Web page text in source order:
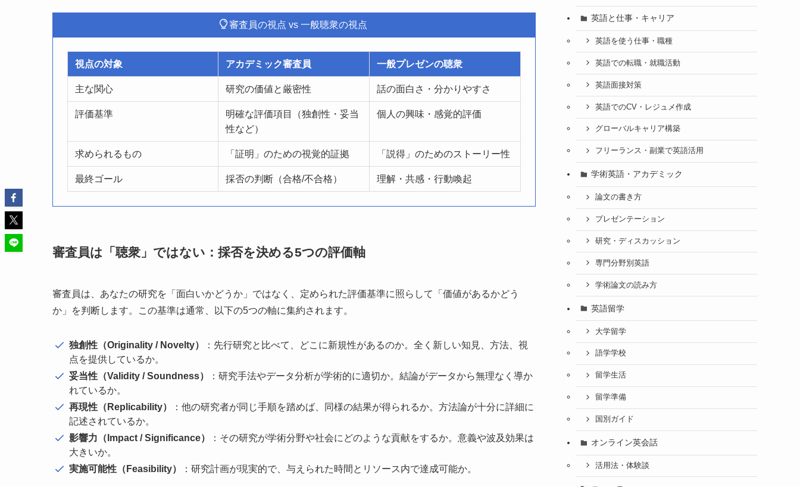
審査員の視点 vs 一般聴衆の視点
視点の対象 アカデミック審査員 一般プレゼンの聴衆
主な関心 研究の価値と厳密性 話の面白さ・分かりやすさ
評価基準
明確な評価項目（独創性・妥当
性など）
個人の興味・感覚的評価
求められるもの 「証明」のための視覚的証拠 「説得」のためのストーリー性
最終ゴール 採否の判断（合格/不合格） 理解・共感・行動喚起
審査員は「聴衆」ではない：採否を決める5つの評価軸
審査員は、あなたの研究を「面白いかどうか」ではなく、定められた評価基準に照らして「価値があるかどう
か」を判断します。この基準は通常、以下の5つの軸に集約されます。
独創性（Originality / Novelty）
：先行研究と比べて、どこに新規性があるのか。全く新しい知見、方法、視
点を提供しているか。
妥当性（Validity / Soundness）
：研究手法やデータ分析が学術的に適切か。結論がデータから無理なく導か
れているか。
再現性（Replicability）
：他の研究者が同じ手順を踏めば、同様の結果が得られるか。方法論が十分に詳細に
記述されているか。
影響力（Impact / Significance）
：その研究が学術分野や社会にどのような貢献をするか。意義や波及効果は
大きいか。
実施可能性（Feasibility）
：研究計画が現実的で、与えられた時間とリソース内で達成可能か。
英語と仕事・キャリア
英語を使う仕事・職種
英語での転職・就職活動
英語面接対策
英語でのCV・レジュメ作成
グローバルキャリア構築
フリーランス・副業で英語活用
学術英語・アカデミック
論文の書き方
プレゼンテーション
研究・ディスカッション
専門分野別英語
学術論文の読み方
英語留学
大学留学
語学学校
留学生活
留学準備
国別ガイド
オンライン英会話
活用法・体験談